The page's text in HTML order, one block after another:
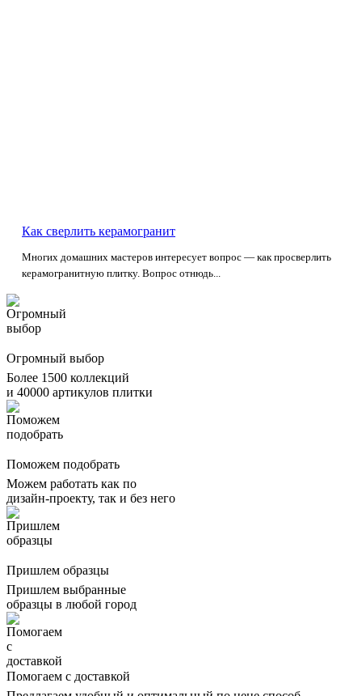
Как сверлить керамогранит
Многих домашних мастеров интересует вопрос — как просверлить
керамогранитную плитку. Вопрос отнюдь...
Огромный выбор
Более 1500 коллекций
и 40000 артикулов плитки
Поможем подобрать
Можем работать как по
дизайн-проекту, так и без него
Пришлем образцы
Пришлем выбранные
образцы в любой город
Помогаем с доставкой